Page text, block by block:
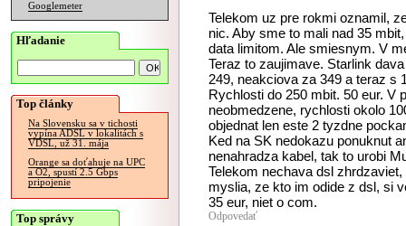
Googlemeter
Hľadanie
Top články
Na Slovensku sa v tichosti
vypína ADSL v lokalitách s
VDSL, už 31. mája
Orange sa doťahuje na UPC
a O2, spustí 2.5 Gbps
pripojenie
Top správy
Telekom uz pre rokmi oznamil,
nic. Aby sme to mali nad 35
data limitom. Ale smiesnym. V
Teraz to zaujimave. Starlink
249, neakciova za 349 a teraz s
Rychlosti do 250 mbit. 50 eur. V
neobmedzene, rychlosti okolo
objednat len este 2 tyzdne
Ked na SK nedokazu ponuknut
nenahradza kabel, tak to urobi
Telekom nechava dsl
myslia, ze kto im odide z dsl, si
35 eur, niet o com.
Odpovedať